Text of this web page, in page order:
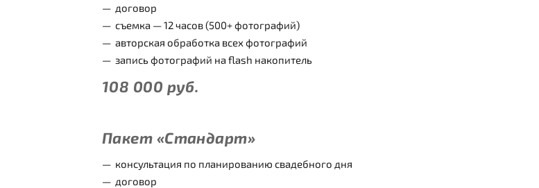
договор
съемка — 12 часов (500+ фотографий)
авторская обработка всех фотографий
запись фотографий на flash накопитель
108 000 руб.
Пакет «Стандарт»
консультация по планированию свадебного дня
договор